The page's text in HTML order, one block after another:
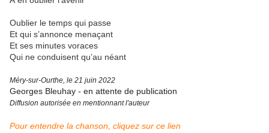
Oublier le temps qui passe
Et qui s’annonce menaçant
Et ses minutes voraces
Qui ne conduisent qu’au néant
Méry-sur-Ourthe, le 21 juin 2022
Georges Bleuhay - en attente de publication
Diffusion autorisée en mentionnant l'auteur
Pour entendre la chanson, cliquez sur ce lien